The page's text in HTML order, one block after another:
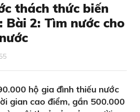
thách thức biến
Bài 2: Tìm nước cho
hộ gia đình thiếu nước
gian cao điểm, gần 500.000